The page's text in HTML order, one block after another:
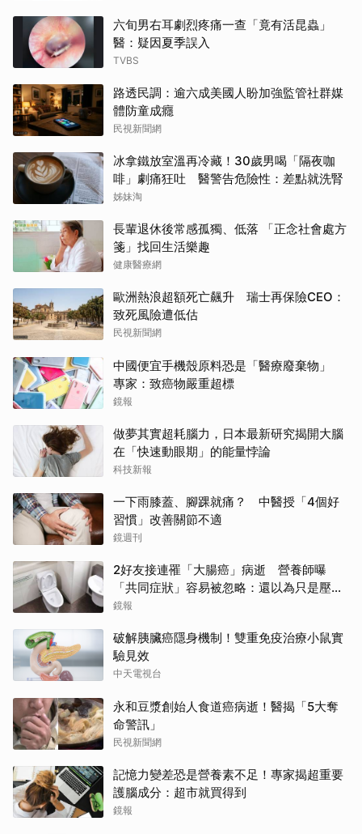
六旬男右耳劇烈疼痛一查「竟有活昆蟲」
醫：疑因夏季誤入
TVBS
路透民調：逾六成美國人盼加強監管社群媒
體防童成癮
民視新聞網
冰拿鐵放室溫再冷藏！30歲男喝「隔夜咖
啡」劇痛狂吐 醫警告危險性：差點就洗腎
姊妹淘
長輩退休後常感孤獨、低落 「正念社會處方
箋」找回生活樂趣
健康醫療網
歐洲熱浪超額死亡飆升 瑞士再保險CEO：
致死風險遭低估
民視新聞網
中國便宜手機殼原料恐是「醫療廢棄物」
專家：致癌物嚴重超標
鏡報
做夢其實超耗腦力，日本最新研究揭開大腦
在「快速動眼期」的能量悖論
科技新報
一下雨膝蓋、腳踝就痛？ 中醫授「4個好
習慣」改善關節不適
鏡週刊
2好友接連罹「大腸癌」病逝 營養師曝
「共同症狀」容易被忽略：還以為只是壓力
大
鏡報
破解胰臟癌隱身機制！雙重免疫治療小鼠實
驗見效
中天電視台
永和豆漿創始人食道癌病逝！醫揭「5大奪
命警訊」
民視新聞網
記憶力變差恐是營養素不足！專家揭超重要
護腦成分：超市就買得到
鏡報